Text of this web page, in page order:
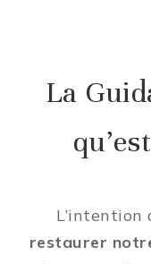
La
restaurer